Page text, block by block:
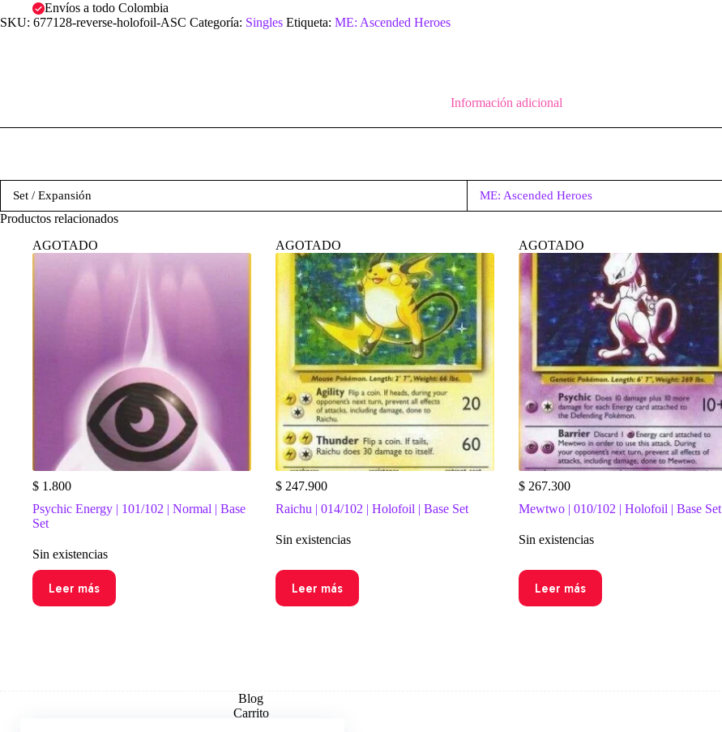
Envíos a todo Colombia
SKU: 677128-reverse-holofoil-ASC Categoría: Singles Etiqueta: ME: Ascended Heroes
Información adicional
Set / Expansión ME: Ascended Heroes
Productos relacionados
AGOTADO
$ 1.800
Psychic Energy | 101/102 | Normal | Base
Set
Sin existencias
Leer más
AGOTADO
$247.900
Raichu | 014/102 | Holofoil | Base Set
Sin existencias
Leer más
AGOTADO
$267.300
Mewtwo | 010/102 | Holofoil | Base Set
Sin existencias
Leer más
Blog
Carrito